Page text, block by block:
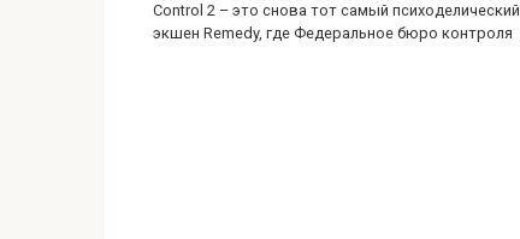
Control 2 – это снова тот самый психоделический
экшен Remedy, где Федеральное бюро контроля